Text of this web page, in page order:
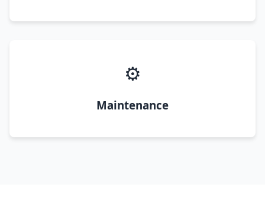
⚙️
Maintenance